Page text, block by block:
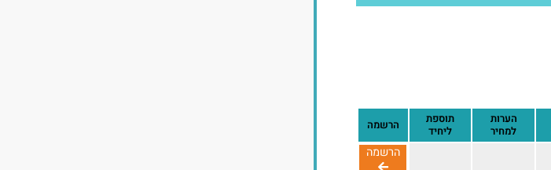
הערות
למחיר
תוספת
ליחיד
הרשמה
הרשמה